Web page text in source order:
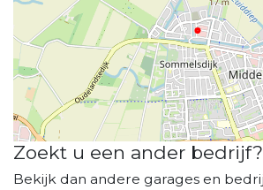
Zoekt u een ander bedrijf?
Bekijk dan andere garages en